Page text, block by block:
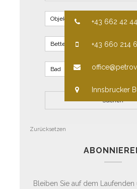
Zurücksetzen
Bleiben Sie auf dem
+43 662 42
+43 660 214
Innsbrucker